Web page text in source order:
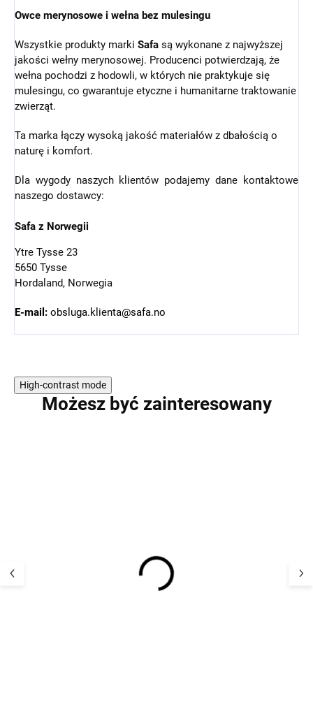
Owce merynosowe i wełna bez mulesingu
Wszystkie produkty marki Safa są wykonane z najwyższej
jakości wełny merynosowej. Producenci potwierdzają, że
wełna pochodzi z hodowli, w których nie praktykuje się
mulesingu, co gwarantuje etyczne i humanitarne traktowanie
zwierząt.
Ta marka łączy wysoką jakość materiałów z dbałością o
naturę i komfort.
Dla wygody naszych klientów podajemy dane kontaktowe
naszego dostawcy:
Safa z Norwegii
Ytre Tysse 23
5650 Tysse
Hordaland, Norwegia
E-mail: obsluga.klienta@safa.no
High-contrast mode
Możesz być zainteresowany